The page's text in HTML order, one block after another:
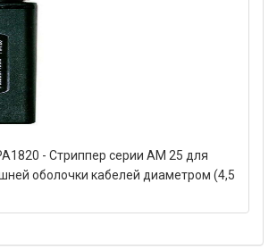
- Стриппер серии AM 25 для
оболочки кабелей диаметром (4,5